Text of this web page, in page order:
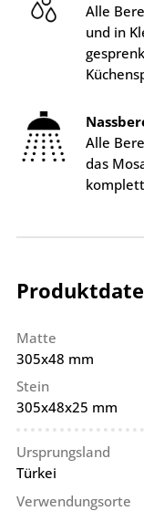
Alle
und in
Alle
das
Matte
305x48 mm
Stein
305x48x25 mm
Ursprungsland
Türkei
Verwendungsorte